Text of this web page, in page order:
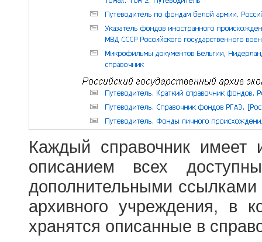
Каждый справочник имеет
описанием всех
дополнительными
архивного учреждения, в
хранятся описанные в